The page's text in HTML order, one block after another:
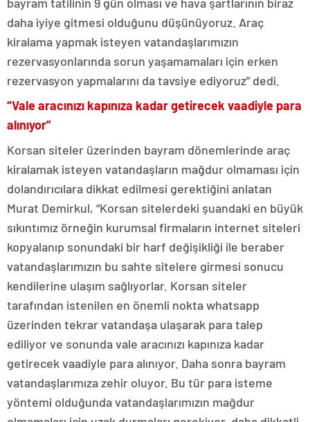
daha iyiye gitmesi olduğunu düşünüyoruz. Araç
kiralama yapmak isteyen vatandaşlarımızın
rezervasyonlarında sorun yaşamamaları için erken
rezervasyon yapmalarını da tavsiye ediyoruz” dedi.
“Vale aracınızı kapınıza kadar getirecek vaadiyle para
alınıyor”
Korsan siteler üzerinden bayram dönemlerinde araç
kiralamak isteyen vatandaşların mağdur olmaması için
dolandırıcılara dikkat edilmesi gerektiğini anlatan
Murat Demirkul, “Korsan sitelerdeki şuandaki en büyük
sıkıntımız örneğin kurumsal firmaların internet siteleri
kopyalanıp sonundaki bir harf değişikliği ile beraber
vatandaşlarımızın bu sahte sitelere girmesi sonucu
kendilerine ulaşım sağlıyorlar. Korsan siteler
tarafından istenilen en önemli nokta whatsapp
üzerinden tekrar vatandaşa ulaşarak para talep
ediliyor ve sonunda vale aracınızı kapınıza kadar
getirecek vaadiyle para alınıyor. Daha sonra bayram
vatandaşlarımıza zehir oluyor. Bu tür para isteme
yöntemi olduğunda vatandaşlarımızın mağdur